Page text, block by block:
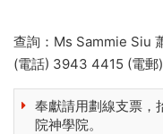
查詢：Ms Sammie Siu
(電話) 3943 4415 (電
奉獻請用劃線支票，
院神學院。